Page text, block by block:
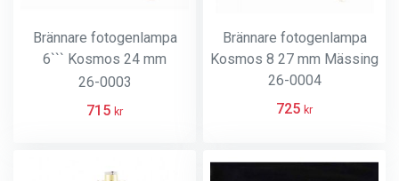
Brännare fotogenlampa
6``` Kosmos 24 mm
mässing
26-0003
715 kr
Brännare fotogenlampa
Kosmos 8 27 mm Mässing
26-0004
725 kr